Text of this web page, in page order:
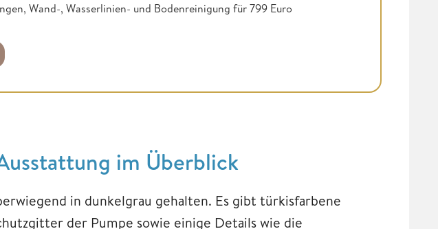
Wand-, Wasserlinien- und Bodenreinigung für 799 Euro
im Überblick
in dunkelgrau gehalten. Es gibt türkisfarbene
der Pumpe sowie einige Details wie die